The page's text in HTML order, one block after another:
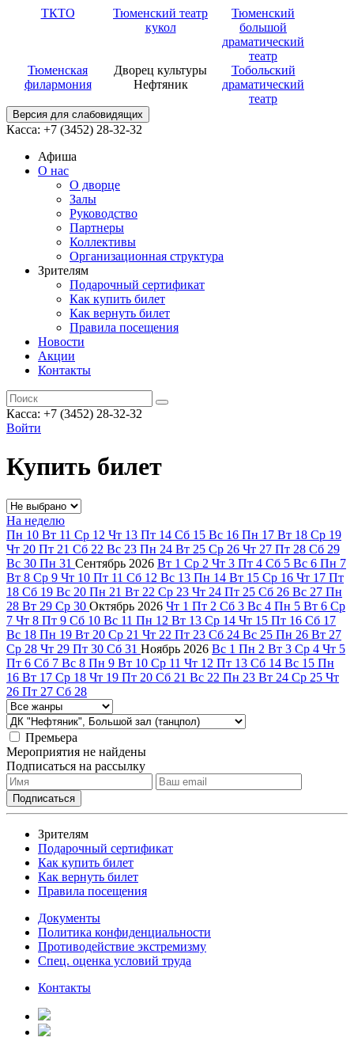
ТКТО
Тюменский театр
кукол
Тюменский
большой
драматический
театр
Тюменская
филармония
Дворец культуры
Нефтяник
Тобольский
драматический
театр
Версия для слабовидящих
Касса: +7 (3452) 28-32-32
Афиша
О нас
О дворце
Залы
Руководство
Партнеры
Коллективы
Организационная структура
Зрителям
Подарочный сертификат
Как купить билет
Как вернуть билет
Правила посещения
Новости
Акции
Контакты
Касса: +7 (3452) 28-32-32
Войти
Купить билет
На неделю
Пн 10 Вт 11 Ср 12 Чт 13 Пт 14 Сб 15 Вс 16 Пн 17 Вт 18 Ср 19
Чт 20 Пт 21 Сб 22 Вс 23 Пн 24 Вт 25 Ср 26 Чт 27 Пт 28 Сб 29
Вс 30 Пн 31 Сентябрь 2026 Вт 1 Ср 2 Чт 3 Пт 4 Сб 5 Вс 6 Пн 7
Вт 8 Ср 9 Чт 10 Пт 11 Сб 12 Вс 13 Пн 14 Вт 15 Ср 16 Чт 17 Пт
18 Сб 19 Вс 20 Пн 21 Вт 22 Ср 23 Чт 24 Пт 25 Сб 26 Вс 27 Пн
28 Вт 29 Ср 30 Октябрь 2026 Чт 1 Пт 2 Сб 3 Вс 4 Пн 5 Вт 6 Ср
7 Чт 8 Пт 9 Сб 10 Вс 11 Пн 12 Вт 13 Ср 14 Чт 15 Пт 16 Сб 17
Вс 18 Пн 19 Вт 20 Ср 21 Чт 22 Пт 23 Сб 24 Вс 25 Пн 26 Вт 27
Ср 28 Чт 29 Пт 30 Сб 31 Ноябрь 2026 Вс 1 Пн 2 Вт 3 Ср 4 Чт 5
Пт 6 Сб 7 Вс 8 Пн 9 Вт 10 Ср 11 Чт 12 Пт 13 Сб 14 Вс 15 Пн
16 Вт 17 Ср 18 Чт 19 Пт 20 Сб 21 Вс 22 Пн 23 Вт 24 Ср 25 Чт
26 Пт 27 Сб 28
Премьера
Мероприятия не найдены
Подписаться на рассылку
Зрителям
Подарочный сертификат
Как купить билет
Как вернуть билет
Правила посещения
Документы
Политика конфиденциальности
Противодействие экстремизму
Спец. оценка условий труда
Контакты